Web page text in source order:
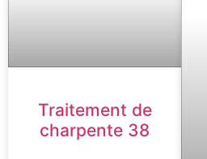
Traitement de
charpente 38